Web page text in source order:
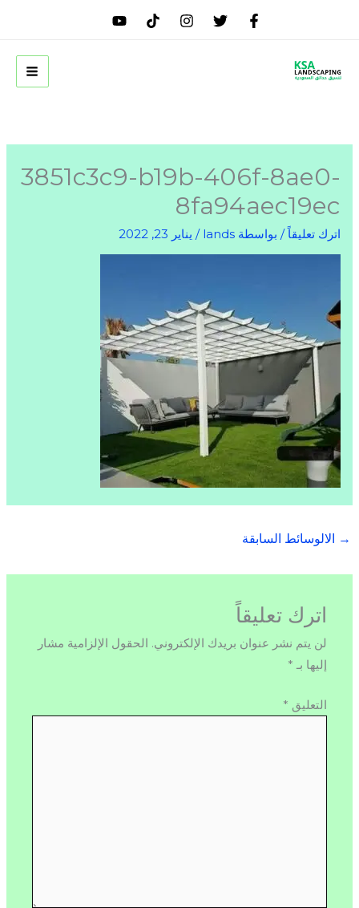
3851c3c9-b19b-406f-8ae0-
8fa94aec19ec
اترك تعليقاً / بواسطة lands
/ يناير 23, 2022
→ الالوسائط السابقة
اترك تعليقاً
لن يتم نشر عنوان بريدك الإلكتروني. الحقول الإلزامية مشار
إليها بـ *
التعليق *